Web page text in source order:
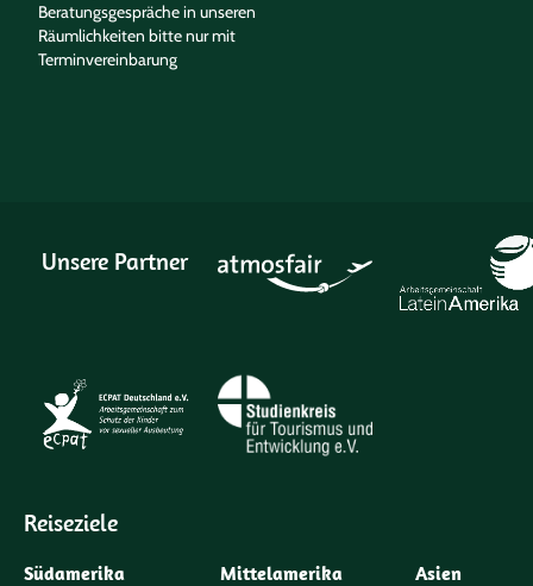
Beratungsgespräche in unseren
Räumlichkeiten bitte nur mit
Terminvereinbarung
Unsere Partner
Reiseziele
Südamerika Mittelamerika Asien